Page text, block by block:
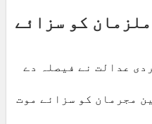
زیادتی کیس میں 3 ملزمان کو سزائے
عدالت نے فیصلہ دے
مجرمان کو سزائے موت